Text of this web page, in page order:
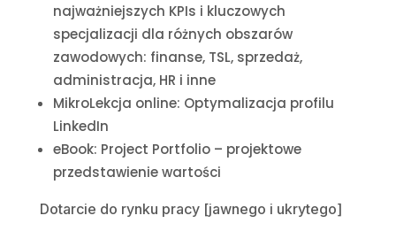
najważniejszych KPIs i kluczowych
specjalizacji dla różnych obszarów
zawodowych: finanse, TSL, sprzedaż,
administracja, HR i inne
MikroLekcja online: Optymalizacja profilu
LinkedIn
eBook: Project Portfolio – projektowe
przedstawienie wartości
Dotarcie do rynku pracy [jawnego i ukrytego]